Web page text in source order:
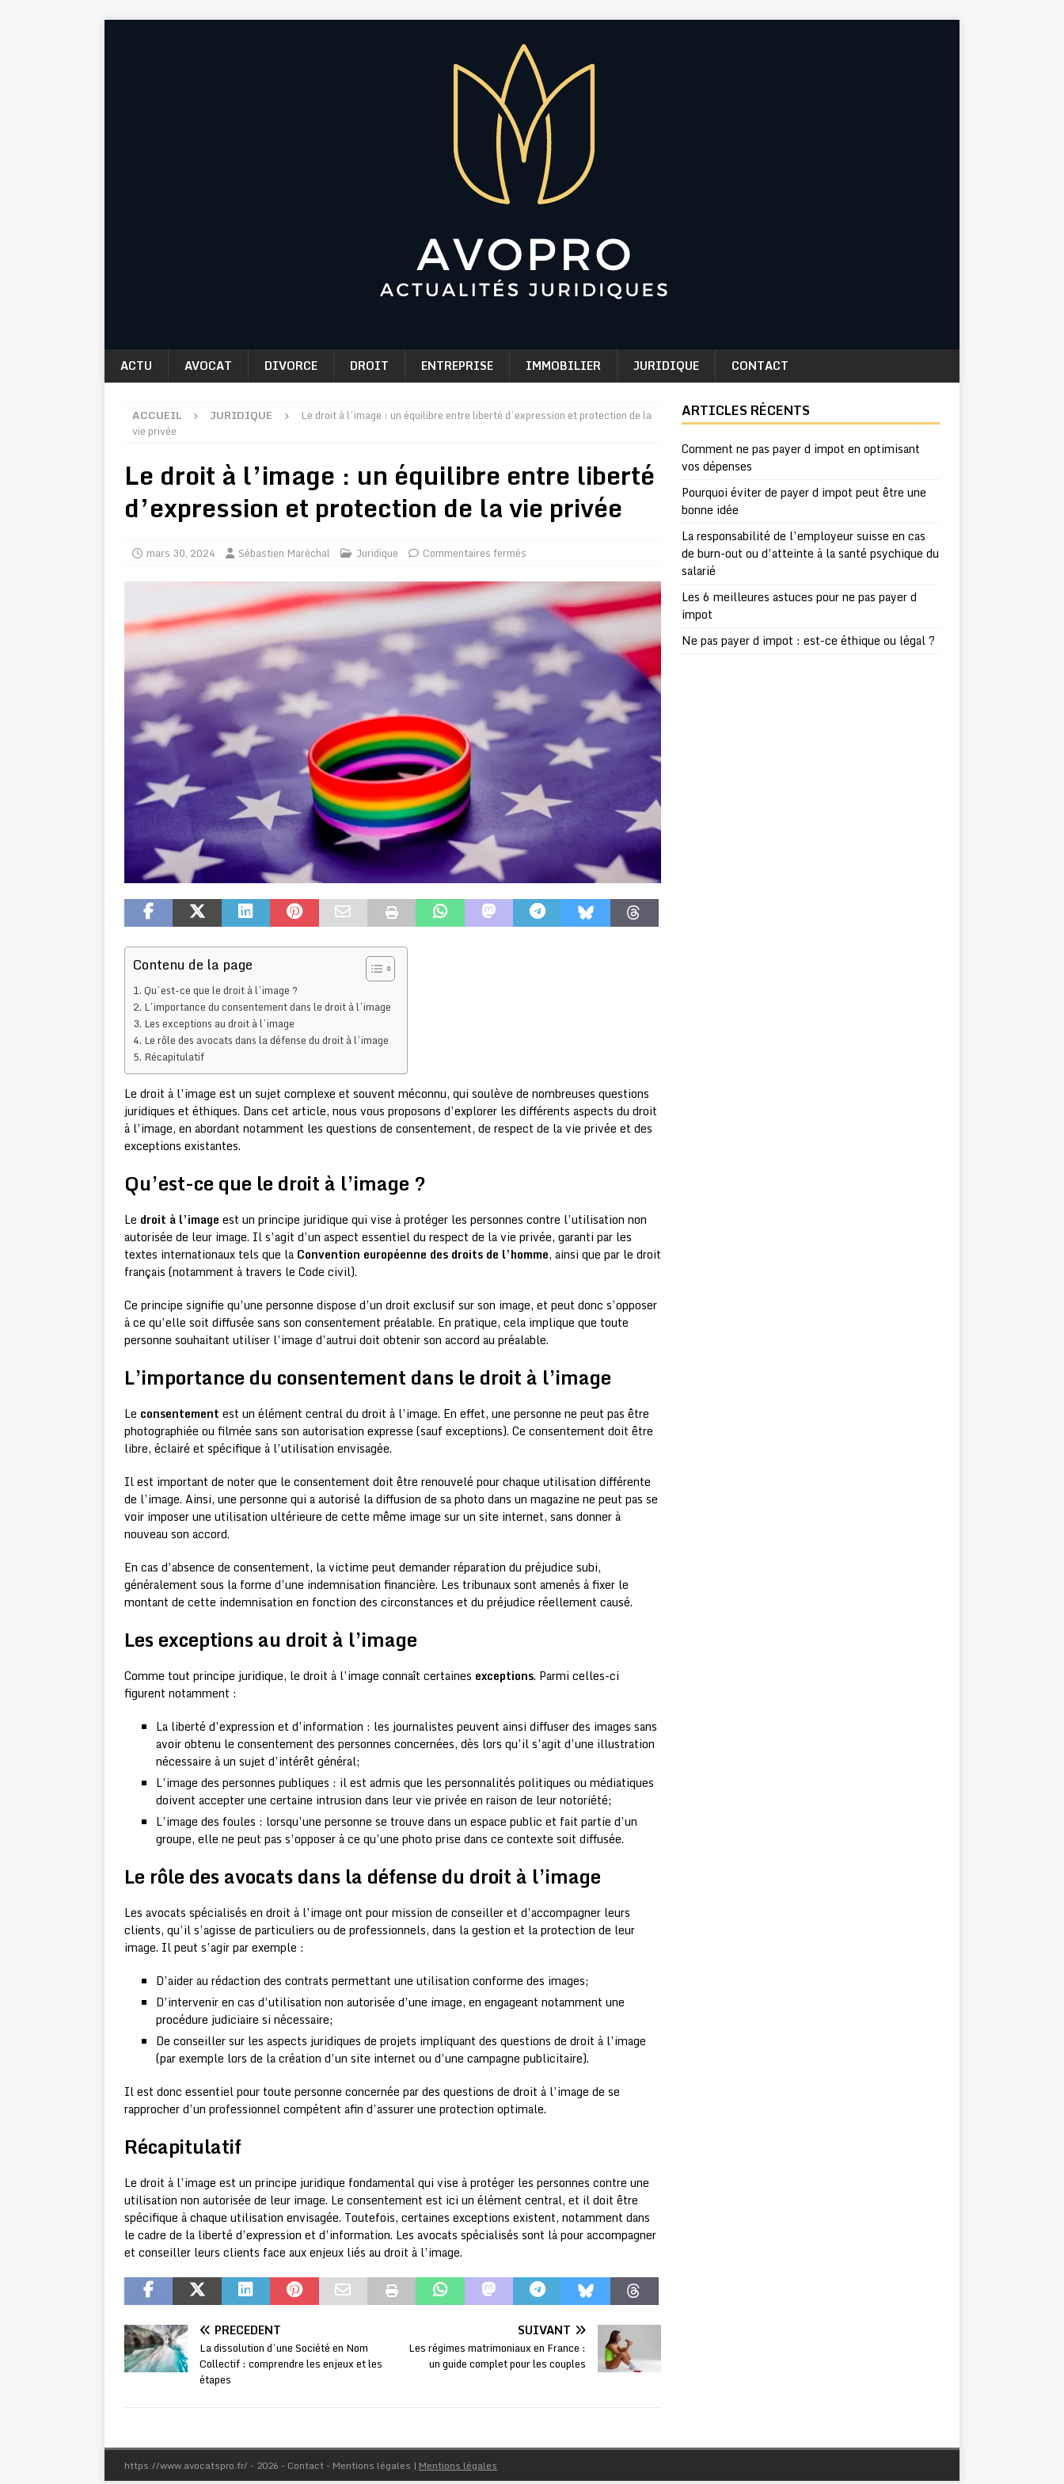
ACTU AVOCAT DIVORCE DROIT ENTREPRISE IMMOBILIER JURIDIQUE CONTACT
ACCUEIL JURIDIQUE
Le droit à l’image : un équilibre entre liberté d’expression et protection de la
vie privée
Le droit à l’image : un équilibre entre liberté
d’expression et protection de la vie privée
mars 30, 2024 Sébastien Maréchal Juridique Commentaires fermés
Contenu de la page
Qu’est-ce que le droit à l’image ?
L’importance du consentement dans le droit à l’image
Les exceptions au droit à l’image
Le rôle des avocats dans la défense du droit à l’image
Récapitulatif
Le droit à l’image est un sujet complexe et souvent méconnu, qui soulève de nombreuses questions
juridiques et éthiques. Dans cet article, nous vous proposons d’explorer les différents aspects du droit
à l’image, en abordant notamment les questions de consentement, de respect de la vie privée et des
exceptions existantes.
Qu’est-ce que le droit à l’image ?
Le droit à l’image est un principe juridique qui vise à protéger les personnes contre l’utilisation non
autorisée de leur image. Il s’agit d’un aspect essentiel du respect de la vie privée, garanti par les
textes internationaux tels que la Convention européenne des droits de l’homme, ainsi que par le droit
français (notamment à travers le Code civil).
Ce principe signifie qu’une personne dispose d’un droit exclusif sur son image, et peut donc s’opposer
à ce qu’elle soit diffusée sans son consentement préalable. En pratique, cela implique que toute
personne souhaitant utiliser l’image d’autrui doit obtenir son accord au préalable.
L’importance du consentement dans le droit à l’image
Le consentement est un élément central du droit à l’image. En effet, une personne ne peut pas être
photographiée ou filmée sans son autorisation expresse (sauf exceptions). Ce consentement doit être
libre, éclairé et spécifique à l’utilisation envisagée.
Il est important de noter que le consentement doit être renouvelé pour chaque utilisation différente
de l’image. Ainsi, une personne qui a autorisé la diffusion de sa photo dans un magazine ne peut pas se
voir imposer une utilisation ultérieure de cette même image sur un site internet, sans donner à
nouveau son accord.
En cas d’absence de consentement, la victime peut demander réparation du préjudice subi,
généralement sous la forme d’une indemnisation financière. Les tribunaux sont amenés à fixer le
montant de cette indemnisation en fonction des circonstances et du préjudice réellement causé.
Les exceptions au droit à l’image
Comme tout principe juridique, le droit à l’image connaît certaines exceptions. Parmi celles-ci
figurent notamment :
La liberté d’expression et d’information : les journalistes peuvent ainsi diffuser des images sans
avoir obtenu le consentement des personnes concernées, dès lors qu’il s’agit d’une illustration
nécessaire à un sujet d’intérêt général;
L’image des personnes publiques : il est admis que les personnalités politiques ou médiatiques
doivent accepter une certaine intrusion dans leur vie privée en raison de leur notoriété;
L’image des foules : lorsqu’une personne se trouve dans un espace public et fait partie d’un
groupe, elle ne peut pas s’opposer à ce qu’une photo prise dans ce contexte soit diffusée.
Le rôle des avocats dans la défense du droit à l’image
Les avocats spécialisés en droit à l’image ont pour mission de conseiller et d’accompagner leurs
clients, qu’il s’agisse de particuliers ou de professionnels, dans la gestion et la protection de leur
image. Il peut s’agir par exemple :
D’aider au rédaction des contrats permettant une utilisation conforme des images;
D’intervenir en cas d’utilisation non autorisée d’une image, en engageant notamment une
procédure judiciaire si nécessaire;
De conseiller sur les aspects juridiques de projets impliquant des questions de droit à l’image
(par exemple lors de la création d’un site internet ou d’une campagne publicitaire).
Il est donc essentiel pour toute personne concernée par des questions de droit à l’image de se
rapprocher d’un professionnel compétent afin d’assurer une protection optimale.
Récapitulatif
Le droit à l’image est un principe juridique fondamental qui vise à protéger les personnes contre une
utilisation non autorisée de leur image. Le consentement est ici un élément central, et il doit être
spécifique à chaque utilisation envisagée. Toutefois, certaines exceptions existent, notamment dans
le cadre de la liberté d’expression et d’information. Les avocats spécialisés sont là pour accompagner
et conseiller leurs clients face aux enjeux liés au droit à l’image.
PRÉCÉDENT
La dissolution d’une Société en Nom
Collectif : comprendre les enjeux et les
étapes
SUIVANT
Les régimes matrimoniaux en France :
un guide complet pour les couples
ARTICLES RÉCENTS
Comment ne pas payer d impot en optimisant
vos dépenses
Pourquoi éviter de payer d impot peut être une
bonne idée
La responsabilité de l’employeur suisse en cas
de burn-out ou d’atteinte à la santé psychique du
salarié
Les 6 meilleures astuces pour ne pas payer d
impot
Ne pas payer d impot : est-ce éthique ou légal ?
https://www.avocatspro.fr/ - 2026 - Contact - Mentions légales | Mentions légales